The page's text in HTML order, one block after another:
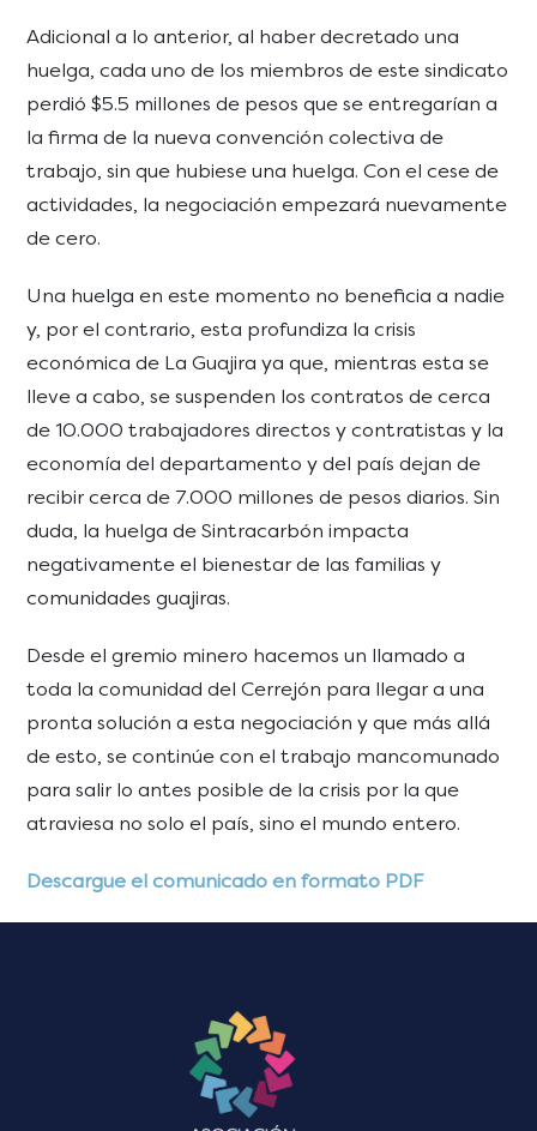
Adicional a lo anterior, al haber decretado una
huelga, cada uno de los miembros de este sindicato
perdió $5.5 millones de pesos que se entregarían a
la firma de la nueva convención colectiva de
trabajo, sin que hubiese una huelga. Con el cese de
actividades, la negociación empezará nuevamente
de cero.
Una huelga en este momento no beneficia a nadie
y, por el contrario, esta profundiza la crisis
económica de La Guajira ya que, mientras esta se
lleve a cabo, se suspenden los contratos de cerca
de 10.000 trabajadores directos y contratistas y la
economía del departamento y del país dejan de
recibir cerca de 7.000 millones de pesos diarios. Sin
duda, la huelga de Sintracarbón impacta
negativamente el bienestar de las familias y
comunidades guajiras.
Desde el gremio minero hacemos un llamado a
toda la comunidad del Cerrejón para llegar a una
pronta solución a esta negociación y que más allá
de esto, se continúe con el trabajo mancomunado
para salir lo antes posible de la crisis por la que
atraviesa no solo el país, sino el mundo entero.
Descargue el comunicado en formato PDF